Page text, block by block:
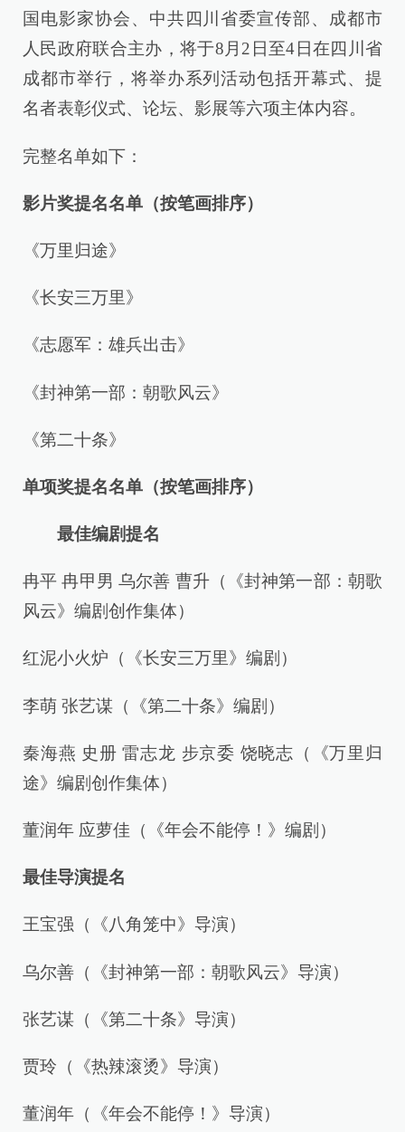
国电影家协会、中共四川省委宣传部、成都市
人民政府联合主办，将于8月2日至4日在四川省
成都市举行，将举办系列活动包括开幕式、提
名者表彰仪式、论坛、影展等六项主体内容。
完整名单如下：
影片奖提名名单（按笔画排序）
《万里归途》
《长安三万里》
《志愿军：雄兵出击》
《封神第一部：朝歌风云》
《第二十条》
单项奖提名名单（按笔画排序）
最佳编剧提名
冉平 冉甲男 乌尔善 曹升（《封神第一部：朝歌
风云》编剧创作集体）
红泥小火炉（《长安三万里》编剧）
李萌 张艺谋（《第二十条》编剧）
秦海燕 史册 雷志龙 步京委 饶晓志（《万里归
途》编剧创作集体）
董润年 应萝佳（《年会不能停！》编剧）
最佳导演提名
王宝强（《八角笼中》导演）
乌尔善（《封神第一部：朝歌风云》导演）
张艺谋（《第二十条》导演）
贾玲（《热辣滚烫》导演）
董润年（《年会不能停！》导演）